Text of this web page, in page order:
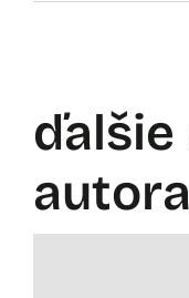
ďalšie
autora